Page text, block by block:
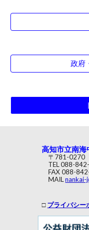
政府
高知市立南海
〒781-0270
TEL 088-
FAX 088-
MAILnankai-
□ プライバシー